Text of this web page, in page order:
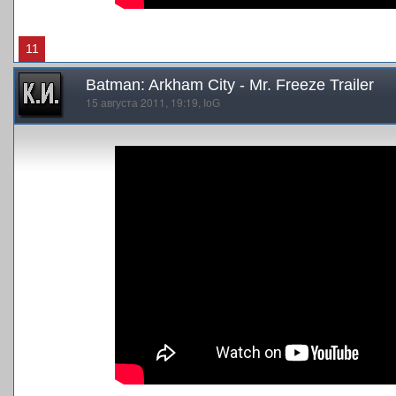
11
Batman: Arkham City - Mr. Freeze Trailer
15 августа 2011, 19:19, IoG